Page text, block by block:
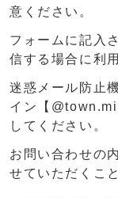
意ください。
フォームに記入
信する場合に利
迷惑メール防止
イン【
してください。
お問い合わせの
せていただくこ